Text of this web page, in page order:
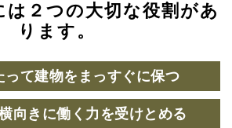
は２つの大切な役割があ
ります。
って建物をまっすぐに保つ
向きに働く力を受けとめる